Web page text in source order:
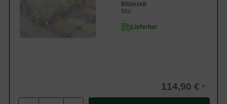
Blütezeit
Mai
Lieferbar
114,90 €